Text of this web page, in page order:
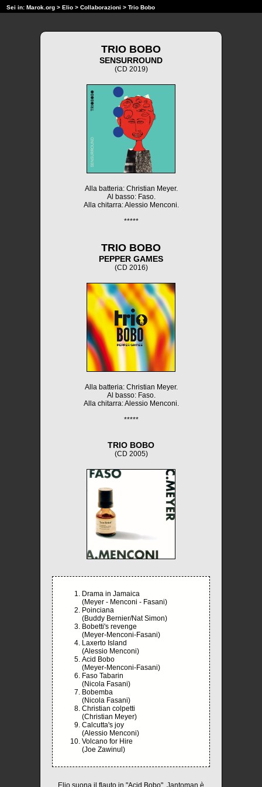
Sei in: Marok.org > Elio > Collaborazioni > Trio Bobo
TRIO BOBO
SENSURROUND
(CD 2019)
Alla batteria: Christian Meyer.
Al basso: Faso.
Alla chitarra: Alessio Menconi.
*****
TRIO BOBO
PEPPER GAMES
(CD 2016)
Alla batteria: Christian Meyer.
Al basso: Faso.
Alla chitarra: Alessio Menconi.
*****
TRIO BOBO
(CD 2005)
Drama in Jamaica
(Meyer - Menconi - Fasani)
Poinciana
(Buddy Bernier/Nat Simon)
Bobetti's revenge
(Meyer-Menconi-Fasani)
Laxerto Island
(Alessio Menconi)
Acid Bobo
(Meyer-Menconi-Fasani)
Faso Tabarin
(Nicola Fasani)
Bobemba
(Nicola Fasani)
Christian colpetti
(Christian Meyer)
Calcutta's joy
(Alessio Menconi)
Volcano for Hire
(Joe Zawinul)
Elio suona il flauto in "Acid Bobo", Jantoman è